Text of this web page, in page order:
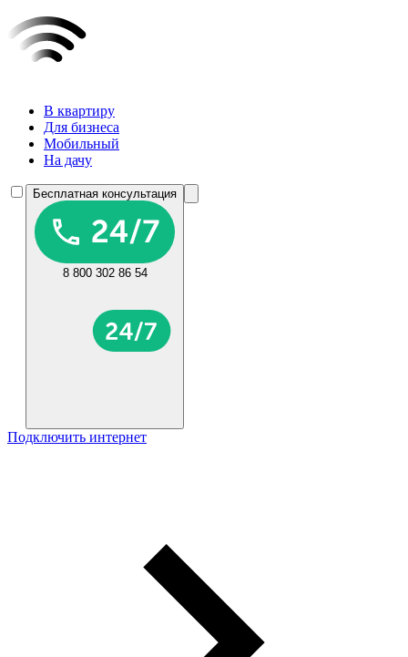
В квартиру
Для бизнеса
Мобильный
На дачу
Бесплатная консультация
8 800 302 86 54
Подключить интернет